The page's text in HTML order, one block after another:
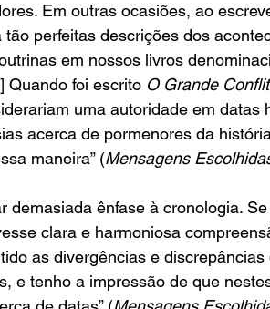
Em outras ocasiões, ao
perfeitas descrições dos
em nossos livros
Quando foi escrito O Grande
uma autoridade em datas
acerca de pormenores da
maneira” (Mensagens
demasiada ênfase à cronologia.
clara e harmoniosa
as divergências e
e tenho a impressão de que